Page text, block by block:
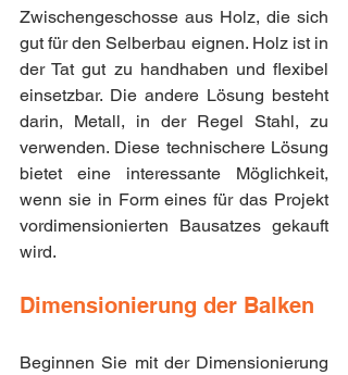
Zwischengeschosse aus Holz, die sich
gut für den Selberbau eignen. Holz ist in
der Tat gut zu handhaben und flexibel
einsetzbar. Die andere Lösung besteht
darin, Metall, in der Regel Stahl, zu
verwenden. Diese technischere Lösung
bietet eine interessante Möglichkeit,
wenn sie in Form eines für das Projekt
vordimensionierten Bausatzes gekauft
wird.
Dimensionierung der Balken
Beginnen Sie mit der Dimensionierung